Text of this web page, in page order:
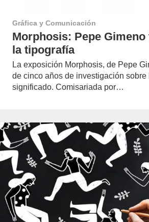
Gráfica y Comunicación
Morphosis: Pepe
la tipografía
La exposición Morphosis, de Pepe
de cinco años de investigación sobre
significado. Comisariada por…